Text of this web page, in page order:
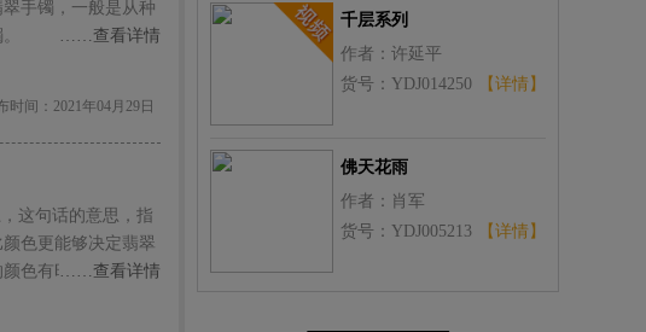
手镯，一般是从种
……查看详情
时间：2021年04月29日
这句话的意思，指
色更能够决定翡翠
色有时也是决定翡
……查看详情
千层系列
作者：许延平
货号：YDJ014250
【详情】
佛天花雨
作者：肖军
货号：YDJ005213
【详情】